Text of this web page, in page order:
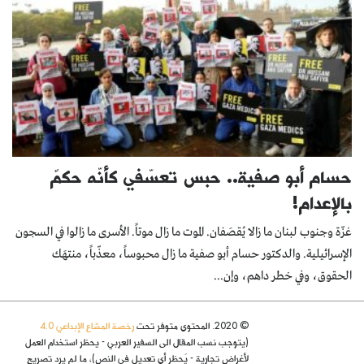
حسام أبو صفية.. حبس تعسّفي كأنّه حكمٌ
بالإعدام!
غزّة وجنوب لبنان ما زالا يُقصَفان. الموت ما زال موتاً. الأسرى ما زالوا في السجون
الإسرائيلية. والدكتور حسام أبو صفية ما زال محبوساً، معذّباً، منتهَك
الحقوق، وفي خطر داهم، وإن...
© 2020. المحتوى متوفر تحت
رخصة المشاع الإبداعي 4.0
(يتوجب نسب المقال الى السفير العربي - يحظر استخدام العمل
لأغراض تجارية - يُحظر أي تعديل في النص)، ما لم يرد تصريح